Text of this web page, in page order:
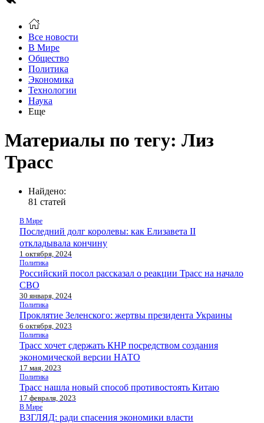
Все новости
В Мире
Общество
Политика
Экономика
Технологии
Наука
Еще
Материалы по тегу: Лиз
Трасс
Найдено:
81 статей
В Мире
Последний долг королевы: как Елизавета II
откладывала кончину
1 октября, 2024
Политика
Российский посол рассказал о реакции Трасс на начало
СВО
30 января, 2024
Политика
Проклятие Зеленского: жертвы президента Украины
6 октября, 2023
Политика
Трасс хочет сдержать КНР посредством создания
экономической версии НАТО
17 мая, 2023
Политика
Трасс нашла новый способ противостоять Китаю
17 февраля, 2023
В Мире
ВЗГЛЯД: ради спасения экономики власти